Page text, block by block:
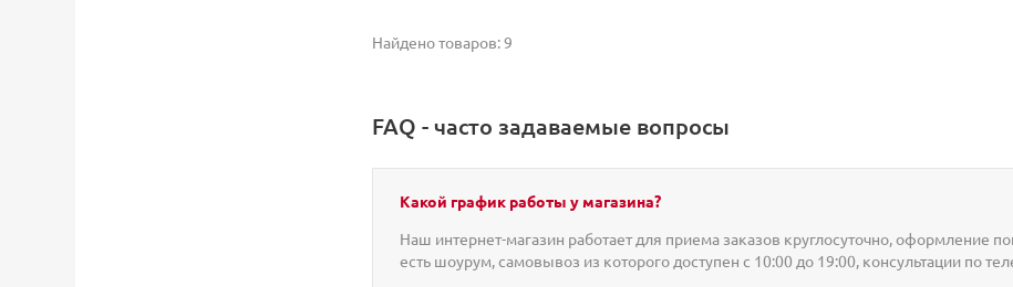
Найдено товаров: 9
FAQ - часто задаваемые вопросы
Какой график работы у магазина?
Наш интернет-магазин работает для приема заказов круглосуточно, оформление
есть шоурум, самовывоз из которого доступен с 10:00 до 19:00, консультации по